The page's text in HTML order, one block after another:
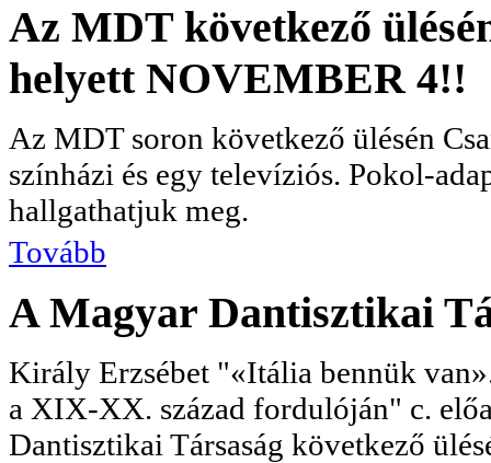
Az MDT következő
helyett NOVEMBER 4!!
Az MDT soron következő ülésén
színházi és egy televíziós. Pokol-
hallgathatjuk meg.
Tovább
A Magyar Dantisztikai
Király Erzsébet "«Itália bennük
a XIX-XX. század fordulóján" c.
Dantisztikai Társaság következő